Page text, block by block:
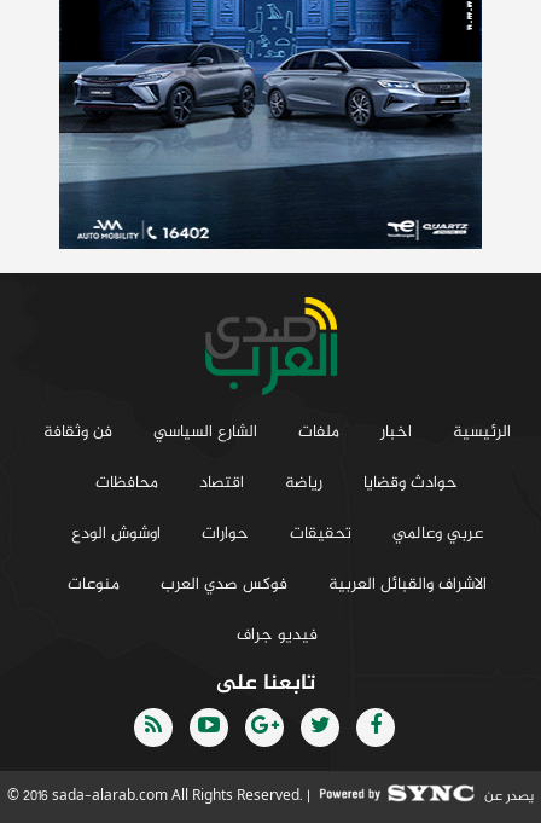
الرئيسية اخبار ملفات الشارع السياسي
فن وثقافة
حوادث وقضايا
رياضة اقتصاد
محافظات
عربي وعالمي
تحقيقات حوارات
اوشوش الودع
الاشراف والقبائل العربية
فوكس صدي العرب
منوعات
فيديو جراف
تابعنا على
© 2016 sada-alarab.com All Rights Reserved. | يصدر عن